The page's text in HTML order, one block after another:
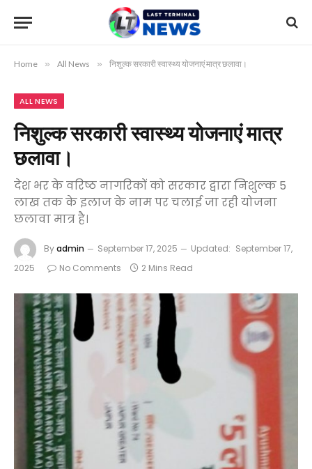
Home » All News » निशुल्क सरकारी स्वास्थ्य योजनाएं मात्र छलावा।
ALL NEWS
निशुल्क सरकारी स्वास्थ्य योजनाएं मात्र
छलावा।
देश भर के वरिष्ठ नागरिकों को सरकार द्वारा निशुल्क 5
लाख तक के इलाज के नाम पर चलाई जा रही योजना
छलावा मात्र है।
Byadmin September 17, 2025 Updated: September 17,
2025
No Comments 2 Mins Read